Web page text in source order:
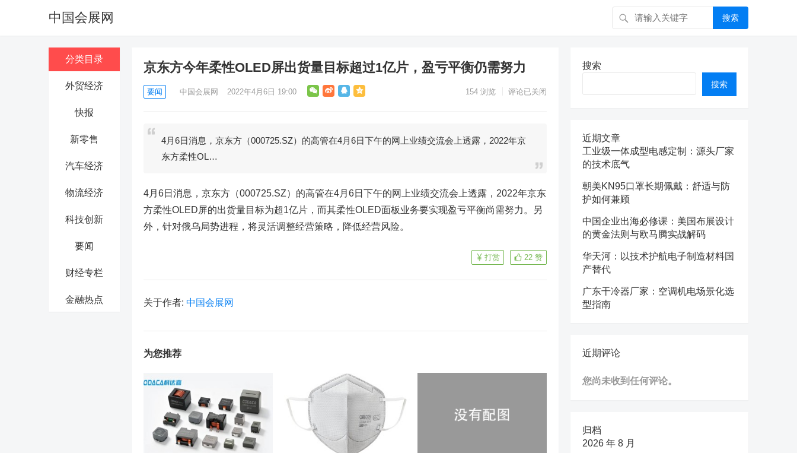
中国会展网 搜索
分类目录
外贸经济
快报
新零售
汽车经济
物流经济
科技创新
要闻
财经专栏
金融热点
京东方今年柔性OLED屏出货量目标超过1亿片，盈亏平衡仍需努力
要闻 中国会展网 2022年4月6日 19:00 154 浏览 评论已关闭
4月6日消息，京东方（000725.SZ）的高管在4月6日下午的网上业绩交流会上透露，2022年京
东方柔性OL…
4月6日消息，京东方（000725.SZ）的高管在4月6日下午的网上业绩交流会上透露，2022年京东
方柔性OLED屏的出货量目标为超1亿片，而其柔性OLED面板业务要实现盈亏平衡尚需努力。另
外，针对俄乌局势进程，将灵活调整经营策略，降低经营风险。
22 赞
打赏
关于作者: 中国会展网
为您推荐
搜索
搜索
近期文章
工业级一体成型电感定制：源头厂家
的技术底气
朝美KN95口罩长期佩戴：舒适与防
护如何兼顾
中国企业出海必修课：美国布展设计
的黄金法则与欧马腾实战解码
华天河：以技术护航电子制造材料国
产替代
广东干冷器厂家：空调机电场景化选
型指南
近期评论
您尚未收到任何评论。
归档
2026 年 8 月